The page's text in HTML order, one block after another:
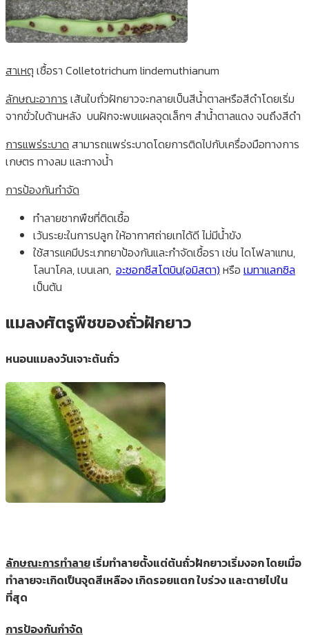
สาเหตุ เชื้อรา Colletotrichum lindemuthianum
ลักษณะอาการ เส้นใบถั่วฝักยาวจะกลายเป็นสีน้ำตาลหรือสีดำโดยเริ่ม
จากขั่วใบด้านหลัง บนฝักจะพบแผลจุดเล็กๆ สำน้ำตาลแดง จนถึงสีดำ
การแพร่ระบาด สามารถแพร่ระบาดโดยการติดไปกับเครื่องมือทางการ
เกษตร ทางลม และทางน้ำ
การป้องกันกำจัด
ทำลายซากพืชที่ติดเชื้อ
เว้นระยะในการปลูก ให้อากาศถ่ายเทได้ดี ไม่มีน้ำขัง
ใช้สารแคมีประเภทยาป้องกันและกำจัดเชื้อรา เช่น ไดโฟลาแทน,
โลนาโคล, เบนเลท, อะซอกซีสโตบิน(อมิสตา) หรือ เมทาแลกซิล
เป็นต้น
แมลงศัตรูพืชของถั่วฝักยาว
หนอนแมลงวันเจาะต้นถั่ว
ลักษณะการทำลายเริ่มทำลายตั้งแต่ต้นถั่วฝักยาวเริ่มงอก โดยเมื่อ
ทำลายจะเกิดเป็นจุดสีเหลือง เกิดรอยแตก ใบร่วง และตายไปใน
ที่สุด
การป้องกันกำจัด